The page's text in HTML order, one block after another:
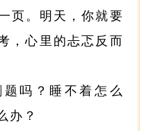
页。明天，你就要
，心里的忐忑反而
吗？睡不着怎么
办？